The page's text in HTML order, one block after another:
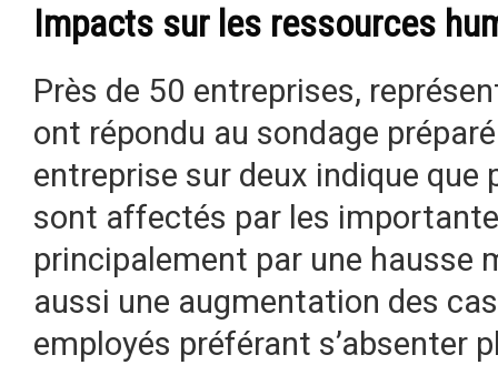
Impacts sur les ressources
Près de 50 entreprises,
ont répondu au sondage préparé
entreprise sur deux indique
sont affectés par les
principalement par une hausse
aussi une augmentation des
employés préférant s’absenter